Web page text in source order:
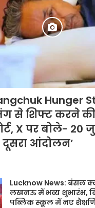
Hunger
से शिफ्ट करने की
X पर बोले- 20
दूसरा आंदोलन’
Lucknow News: बंसल
लखनऊ में भव्य शुभारंभ,
पब्लिक स्कूल में नए